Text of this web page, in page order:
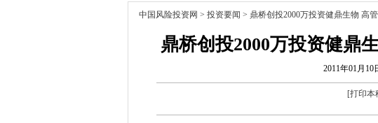
中国风险投资网 > 投资要闻 > 鼎桥创投2000万投资健鼎生物 高
鼎桥创投2000万投资健鼎
2011年01月10
[打印本